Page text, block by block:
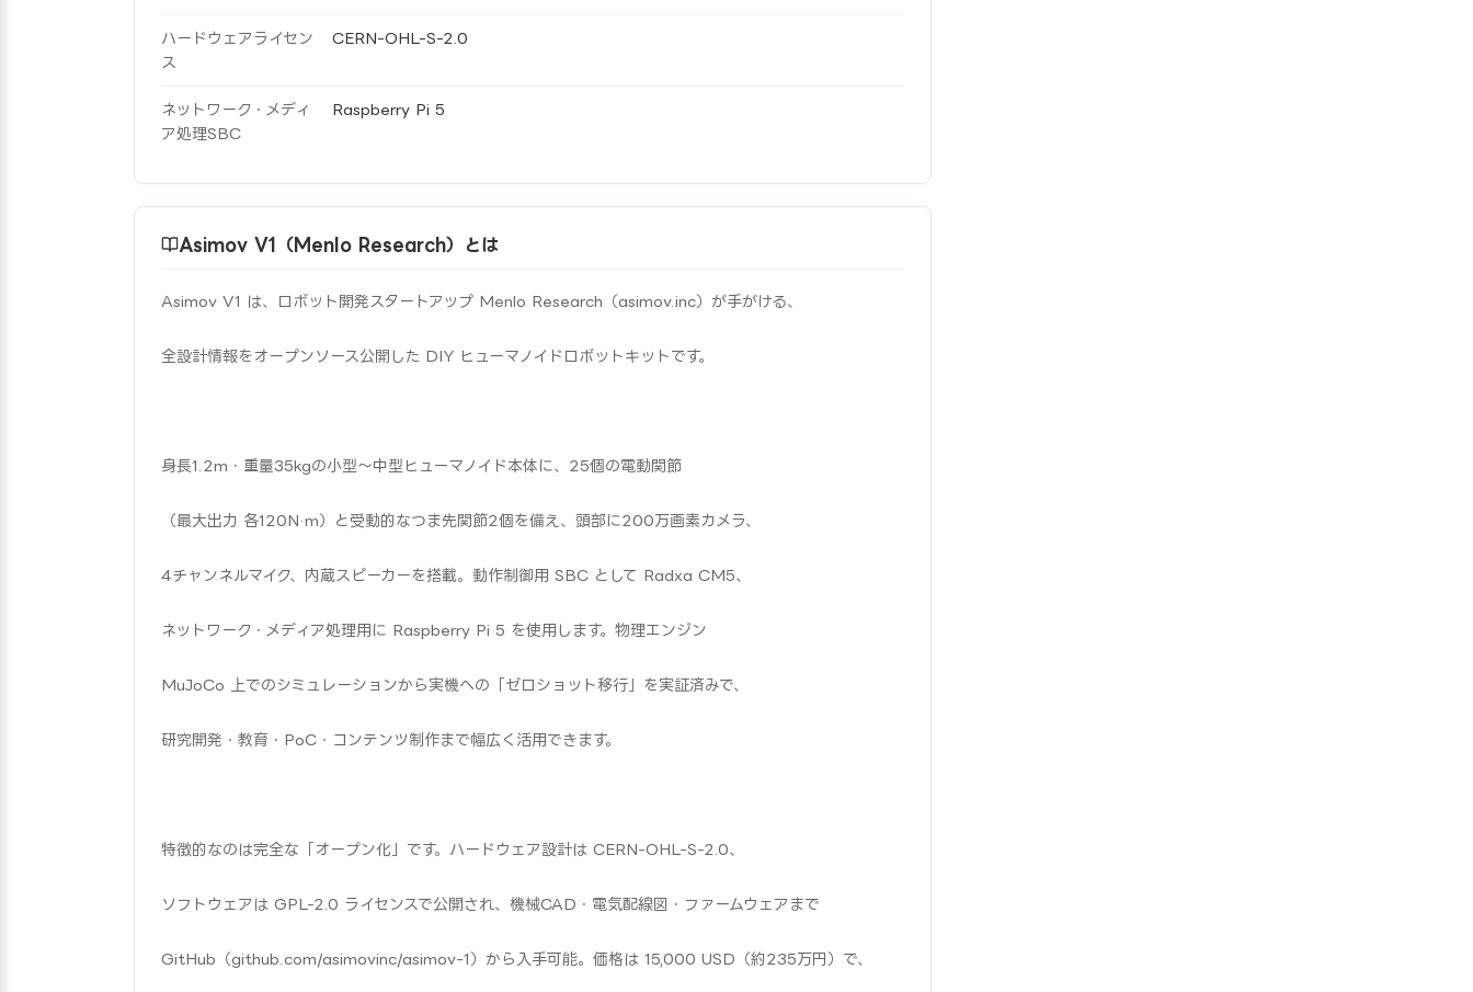
ハードウェアライセン
ス
CERN-OHL-S-2.0
ネットワーク・メディ
ア処理SBC
Raspberry Pi 5
Asimov V1（Menlo Research）とは
Asimov V1 は、ロボット開発スタートアップ Menlo Research（asimov.inc）が手がける、
全設計情報をオープンソース公開した DIY ヒューマノイドロボットキットです。
身長1.2m・重量35kgの小型〜中型ヒューマノイド本体に、25個の電動関節
（最大出力 各120N·m）と受動的なつま先関節2個を備え、頭部に200万画素カメラ、
4チャンネルマイク、内蔵スピーカーを搭載。動作制御用 SBC として Radxa CM5、
ネットワーク・メディア処理用に Raspberry Pi 5 を使用します。物理エンジン
MuJoCo 上でのシミュレーションから実機への「ゼロショット移行」を実証済みで、
研究開発・教育・PoC・コンテンツ制作まで幅広く活用できます。
特徴的なのは完全な「オープン化」です。ハードウェア設計は CERN-OHL-S-2.0、
ソフトウェアは GPL-2.0 ライセンスで公開され、機械CAD・電気配線図・ファームウェアまで
GitHub（github.com/asimovinc/asimov-1）から入手可能。価格は 15,000 USD（約235万円）で、